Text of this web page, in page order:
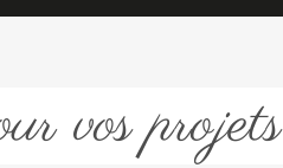
vos projets